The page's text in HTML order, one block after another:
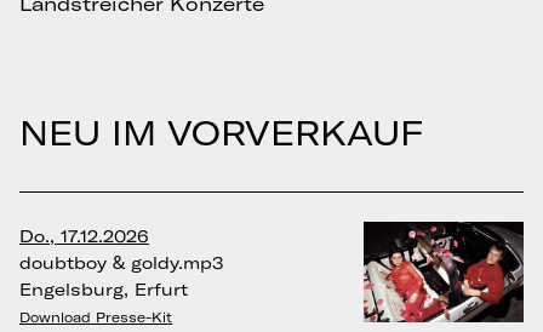
NEU IM VORVERKAUF
Do., 17.12.2026
doubtboy & goldy.mp3
Engelsburg, Erfurt
Download Presse-Kit